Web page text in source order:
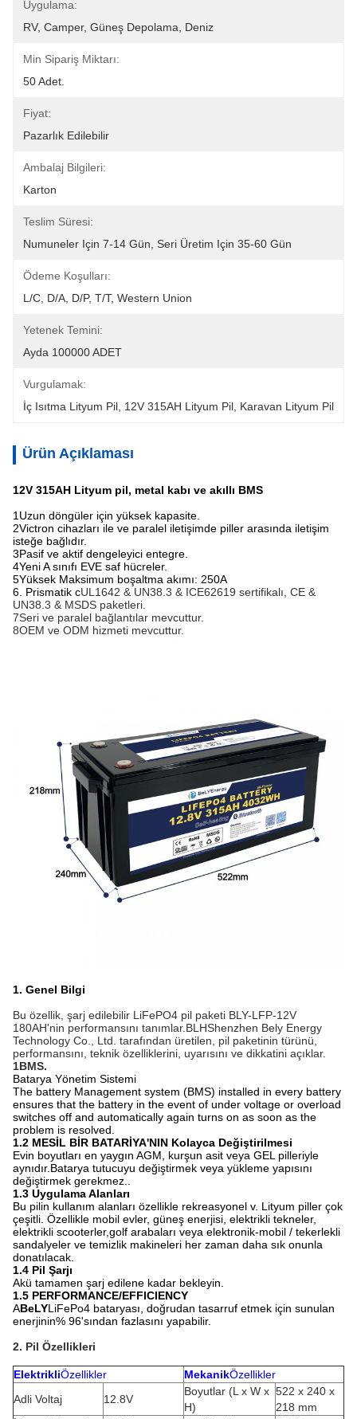
Uygulama:
RV, Camper, Güneş Depolama, Deniz
Min Sipariş Miktarı:
50 Adet.
Fiyat:
Pazarlık Edilebilir
Ambalaj Bilgileri:
Karton
Teslim Süresi:
Numuneler Için 7-14 Gün, Seri Üretim Için 35-60 Gün
Ödeme Koşulları:
L/C, D/A, D/P, T/T, Western Union
Yetenek Temini:
Ayda 100000 ADET
Vurgulamak:
İç Isıtma Lityum Pil 12V 315AH Lityum Pil Karavan Lityum Pil
Ürün Açıklaması
12V 315AH Lityum pil, metal kabı ve akıllı BMS
1Uzun döngüler için yüksek kapasite.
2Victron cihazları ile ve paralel iletişimde piller arasında iletişim
isteğe bağlıdır.
3Pasif ve aktif dengeleyici entegre.
4Yeni A sınıfı EVE saf hücreler.
5Yüksek Maksimum boşaltma akımı: 250A
6. Prismatik cUL1642 & UN38.3 & ICE62619 sertifikalı, CE &
UN38.3 & MSDS paketleri.
7Seri ve paralel bağlantılar mevcuttur.
8OEM ve ODM hizmeti mevcuttur.
1. Genel Bilgi
Bu özellik, şarj edilebilir LiFePO4 pil paketi BLY-LFP-12V
180AH'nin performansını tanımlar. BLHShenzhen Bely Energy
Technology Co., Ltd. tarafından üretilen, pil paketinin türünü,
performansını, teknik özelliklerini, uyarısını ve dikkatini açıklar.
1BMS.
Batarya Yönetim Sistemi
The battery Management system (BMS) installed in every battery
ensures that the battery in the event of under voltage or overload
switches off and automatically again turns on as soon as the
problem is resolved.
1.2 MESİL BİR BATARİYA'NIN Kolayca Değiştirilmesi
Evin boyutları en yaygın AGM, kurşun asit veya GEL pilleriyle
aynıdır.Batarya tutucuyu değiştirmek veya yükleme yapısını
değiştirmek gerekmez..
1.3 Uygulama Alanları
Bu pilin kullanım alanları özellikle rekreasyonel v. Lityum piller çok
çeşitli. Özellikle mobil evler, güneş enerjisi, elektrikli tekneler,
elektrikli scooterler,golf arabaları veya elektronik-mobil / tekerlekli
sandalyeler ve temizlik makineleri her zaman daha sık onunla
donatılacak.
1.4 Pil Şarjı
Akü tamamen şarj edilene kadar bekleyin.
1.5 PERFORMANCE/EFFICIENCY
ABeLYLiFePo4 bataryası, doğrudan tasarruf etmek için sunulan
enerjinin% 96'sından fazlasını yapabilir.
2. Pil Özellikleri
ElektrikliÖzellikler MekanikÖzellikler
Adli Voltaj
12.8V
Boyutlar (L x W x
H)
522 x 240 x
218 mm